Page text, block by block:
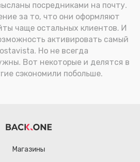
посредниками на почту.
за то, что они оформляют
чаще остальных клиентов. И
активировать самый
Но не всегда
Вот некоторые и делятся в
сэкономили побольше.
Магазины